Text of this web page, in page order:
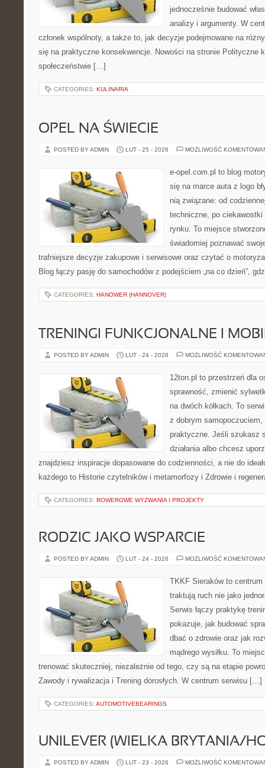
jednocześnie budować
analizy i argumenty. W
członek wspólnoty, a także to, jak decyzje podejmowane na
się na praktyczne konsekwencje. Nowości na stronie Polityczne
społeczeństwie […]
CATEGORIES: KULINARIA
OPEL NA ŚWIECIE
POSTED BY ADMIN LUT - 25 - 2026 MOŻLIWOŚĆ
e-opel.com.pl to blog
się na marce auta z logo
nią związane: od
techniczne, po
rynku. To miejsce
świadomiej poznawać
trafniejsze decyzje zakupowe i serwisowe oraz czytać o
Blog łączy pasję do samochodów z podejściem „na co dzień”,
CATEGORIES: HANOWER (HANNOVER)
TRENINGI FUNKCJONALNE I
POSTED BY ADMIN LUT - 24 - 2026 MOŻLIWOŚĆ
12ton.pl to przestrzeń dla
sprawność, zmienić
na dwóch kółkach. To
z dobrym
praktyczne. Jeśli szukasz
działania albo chcesz
znajdziesz inspiracje dopasowane do codzienności, a nie do
każdego to Historie czytelników i metamorfozy i Zdrowie i
CATEGORIES: ROWEROWE WYZWANIA I PROJEKTY
RODZIC JAKO WSPARCIE
POSTED BY ADMIN LUT - 24 - 2026 MOŻLIWOŚĆ
TKKF Sieraków to
traktują ruch nie jako
Serwis łączy praktykę
pokazuje, jak budować
dbać o zdrowie oraz jak
mądrego wysiłku. To
trenować skuteczniej, niezależnie od tego, czy są na etapie
Zawody i rywalizacja i Trening dorosłych. W centrum serwisu […]
CATEGORIES: AUTOMOTIVEBEARINGS
UNILEVER (WIELKA BRYTANIA/
POSTED BY ADMIN LUT - 23 - 2026 MOŻLIWOŚĆ